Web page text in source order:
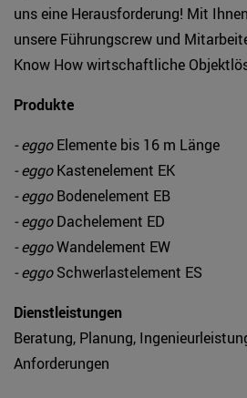
uns eine Herausforderung! Mit
unsere Führungscrew und
Know How wirtschaftliche
Produkte
- eggoElemente bis 16 m Länge
- eggoKastenelement EK
- eggoBodenelement EB
- eggoDachelement ED
- eggoWandelement EW
- eggoSchwerlastelement ES
Dienstleistungen
Beratung, Planung,
Anforderungen